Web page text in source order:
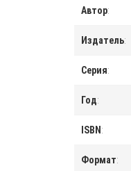
Автор:
Издатель:
Серия:
Год:
ISBN :
Формат: